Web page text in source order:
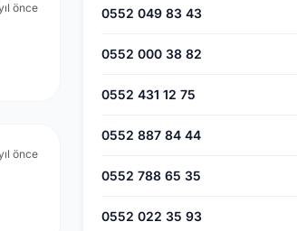
önce
önce
0552 049 83 43
0552 000 38 82
0552 431 12 75
0552 887 84 44
0552 788 65 35
0552 022 35 93